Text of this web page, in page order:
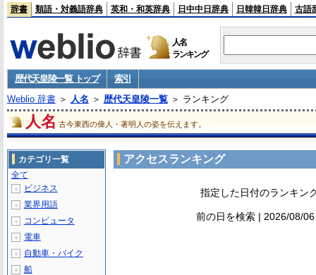
辞書 類語・対義語辞典 英和・和英辞典 日中中日辞典 日韓韓日辞典 古語
人名
ランキング
歴代天皇陵一覧 トップ
索引
Weblio 辞書＞ 人名 ＞ 歴代天皇陵一覧＞ ランキング
人名 古今東西の偉人・著明人の姿を伝えます。
アクセスランキング
指定した日付のランキン
前の日を検索 | 2026/08/
カテゴリ一覧
全て
＋ ビジネス
＋ 業界用語
＋ コンピュータ
＋ 電車
＋ 自動車・バイク
＋ 船